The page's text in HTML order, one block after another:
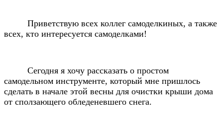
Приветствую всех коллег самоделкиных, а также
всех, кто интересуется самоделками!
Сегодня я хочу рассказать о простом
самодельном инструменте, который мне пришлось
сделать в начале этой весны для очистки крыши дома
от сползающего обледеневшего снега.